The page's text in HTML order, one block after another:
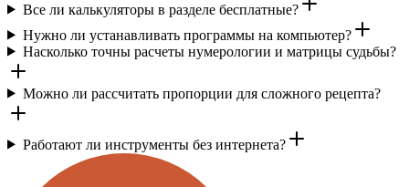
Все ли калькуляторы в разделе бесплатные?
Нужно ли устанавливать программы на компьютер?
Насколько точны расчеты нумерологии и матрицы судьбы?
Можно ли рассчитать пропорции для сложного рецепта?
Работают ли инструменты без интернета?